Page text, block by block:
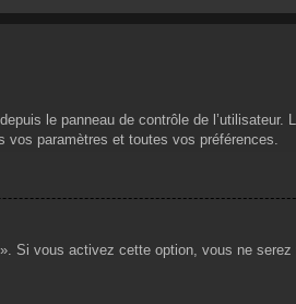
le panneau de contrôle de l’utilisateur.
vos paramètres et toutes vos préférences.
Si vous activez cette option, vous ne